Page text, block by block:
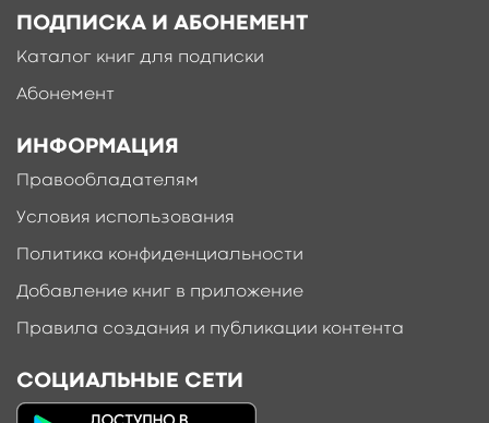
ПОДПИСКА И АБОНЕМЕНТ
Каталог книг для подписки
Абонемент
ИНФОРМАЦИЯ
Правообладателям
Условия использования
Политика конфиденциальности
Добавление книг в приложение
Правила создания и публикации контента
СОЦИАЛЬНЫЕ СЕТИ